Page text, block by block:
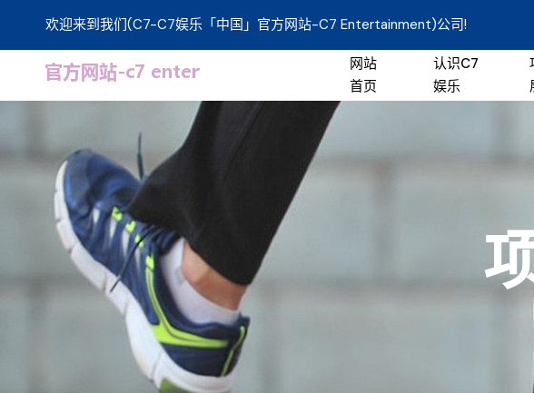
欢迎来到我们(C7-C7娱乐「中国」官方网站-C7 Entertainment)公司!
网站
首页
认识c7
娱乐